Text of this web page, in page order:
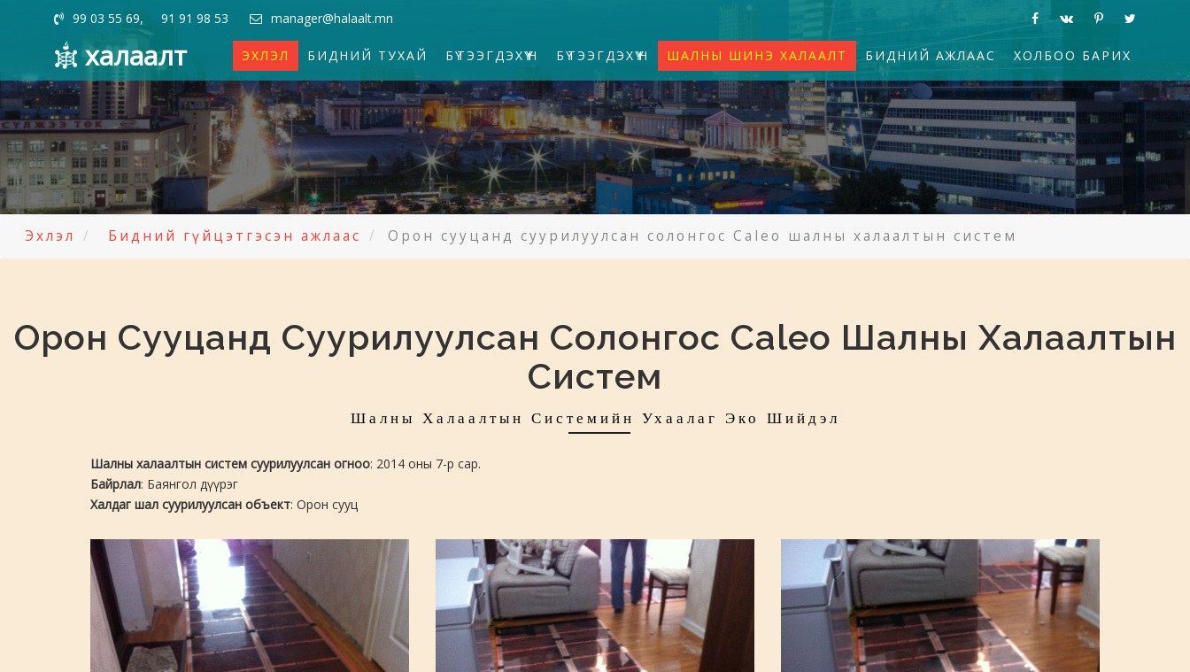
99 03 55 69, 91 91 98 53 manager@halaalt.mn
халаалт ЭХЛЭЛ БИДНИЙ ТУХАЙ БҮТЭЭГДЭХҮҮН БҮТЭЭГДЭХҮҮН ШАЛНЫ ШИНЭ ХАЛААЛТ БИДНИЙ АЖЛААС ХОЛБОО БАРИХ
Эхлэл Бидний гүйцэтгэсэн ажлаас Орон сууцанд суурилуулсан солонгос Caleo шалны халаалтын систем
Орон Сууцанд Суурилуулсан Солонгос Caleo Шалны Халаалтын
Систем
Шалны Халаалтын Системийн Ухаалаг Эко Шийдэл
Шалны халаалтын систем суурилуулсан огноо: 2014 оны 7-р сар.
Байрлал: Баянгол дүүрэг
Халдаг шал суурилуулсан объект: Орон сууц